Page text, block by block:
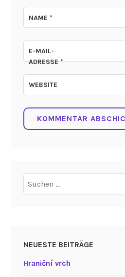
NAME*
E-MAIL-
ADRESSE*
WEBSITE
Suchen
nach:
NEUESTE BEITRÄGE
Hraniční vrch